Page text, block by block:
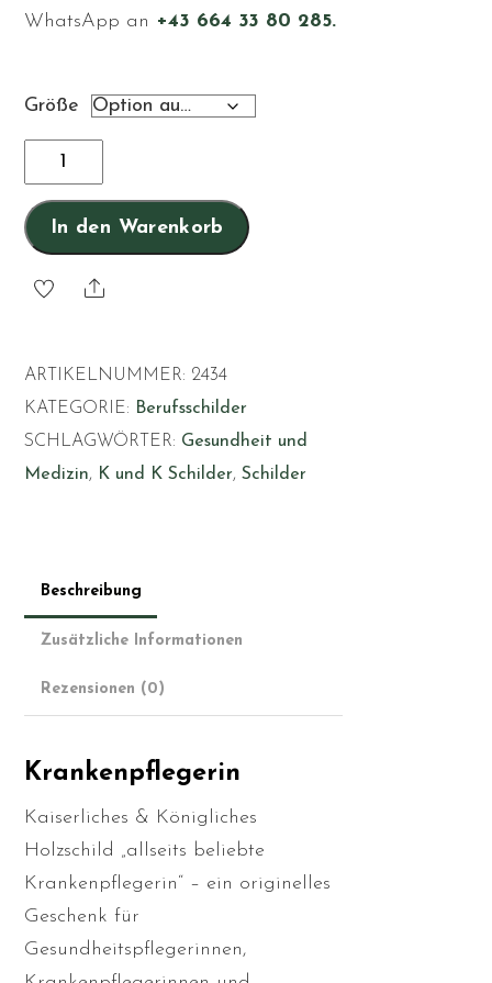
WhatsApp an +43 664 33 80 285.
Größe
Krankenpflegerin
Menge
In den Warenkorb
Share
ARTIKELNUMMER: 2434
KATEGORIE: Berufsschilder
SCHLAGWÖRTER: Gesundheit und
Medizin, K und K Schilder,Schilder
Beschreibung
Zusätzliche Informationen
Rezensionen (0)
Krankenpflegerin
Kaiserliches & Königliches
Holzschild „allseits beliebte
Krankenpflegerin“ – ein originelles
Geschenk für
Gesundheitspflegerinnen,